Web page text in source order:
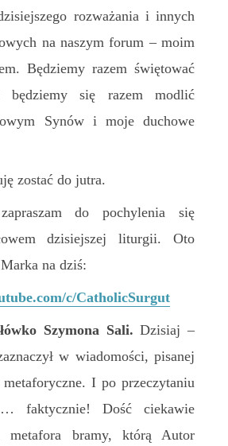
rozważania i innych
na naszym forum – moim
Będziemy razem świętować
się razem modlić
Synów i moje duchowe
zostać do jutra.
do pochylenia się
dzisiejszej liturgii. Oto
na dziś:
c/CatholicSurgut
Szymona Sali. Dzisiaj –
w wiadomości, pisanej
I po przeczytaniu
faktycznie! Dość ciekawie
metafora bramy, którą Autor